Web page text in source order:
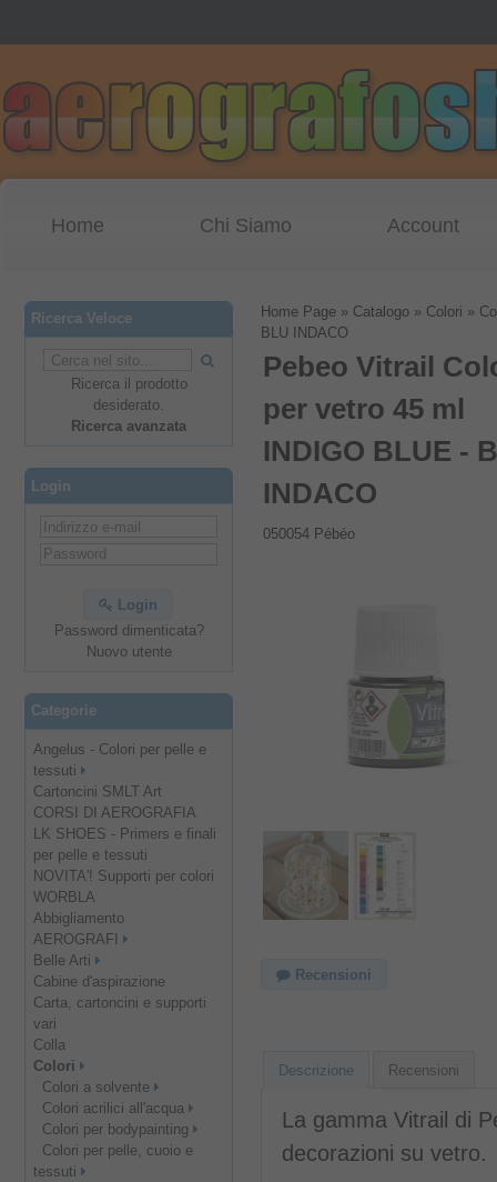
Home Chi Siamo Account
Ricerca Veloce
Ricerca il prodotto
desiderato.
Ricerca avanzata
Login
Login
Password dimenticata?
Nuovo utente
Categorie
Angelus - Colori per pelle e
tessuti
Cartoncini SMLT Art
CORSI DI AEROGRAFIA
LK SHOES - Primers e finali
per pelle e tessuti
NOVITA'! Supporti per colori
WORBLA
Abbigliamento
AEROGRAFI
Belle Arti
Cabine d'aspirazione
Carta, cartoncini e supporti
vari
Colla
Colori
Colori a solvente
Colori acrilici all'acqua
Colori per bodypainting
Colori per pelle, cuoio e
tessuti
Home Page» Catalogo» Colori »
BLU INDACO
Pebeo Vitrail
per vetro 45 ml
INDIGO BLUE -
INDACO
050054 Pébéo
Recensioni
Descrizione Recensioni
La gamma Vitrail di
decorazioni su vetro.